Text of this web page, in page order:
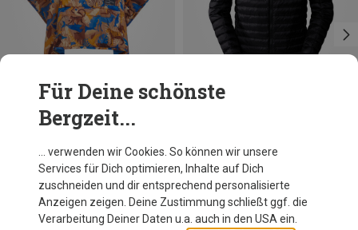
Du sparst 24%
Für Deine schönste
Bergzeit...
… verwenden wir Cookies. So können wir unsere
Services für Dich optimieren, Inhalte auf Dich
zuschneiden und dir entsprechend personalisierte
Anzeigen zeigen. Deine Zustimmung schließt ggf. die
Verarbeitung Deiner Daten u.a. auch in den USA ein.